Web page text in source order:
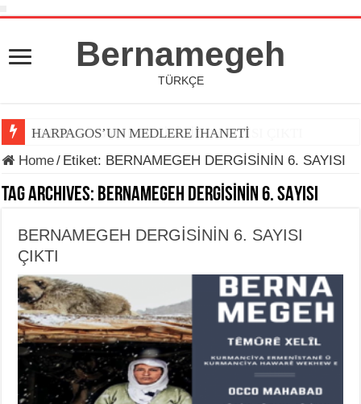
Bernamegeh
TÜRKÇE
HARPAGOS’UN MEDLERE İHANETİ
Home/ Etiket: BERNAMEGEH DERGİSİNİN 6. SAYISI
Tag Archives: BERNAMEGEH DERGİSİNİN 6. SAYISI
BERNAMEGEH DERGİSİNİN 6. SAYISI
ÇIKTI